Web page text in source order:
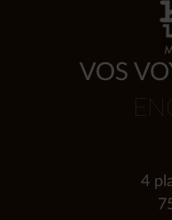
VOS
4